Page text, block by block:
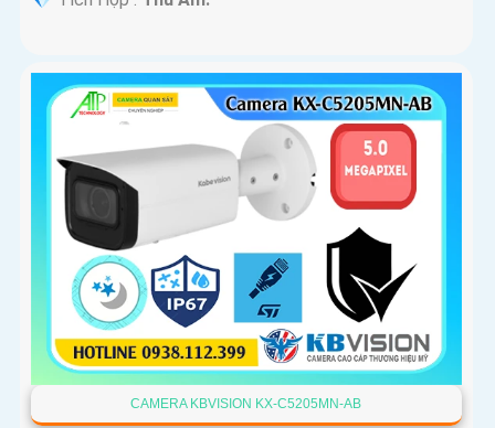
CAMERA KBVISION KX-C5205MN-AB